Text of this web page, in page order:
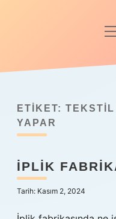
Anasayfa
Yasal Uyarı
ETIKET:
YAPAR
İPLIK
Tarih: Kasım 2, 2024